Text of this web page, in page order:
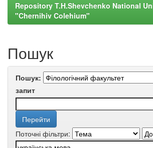
Repository T.H.Shevchenko National
"Chernihiv Colehium"
Пошук
Пошук:
запит
Поточні фільтри: